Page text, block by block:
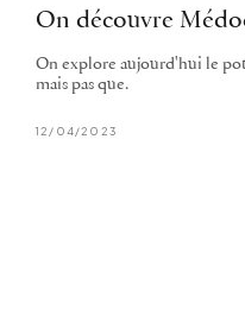
On découvre
On explore aujourd'hui le
mais pas que.
12/04/2023